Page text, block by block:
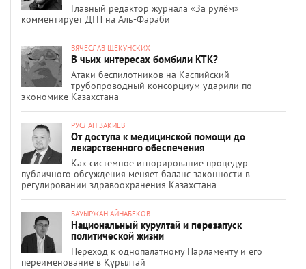
Главный редактор журнала «За рулём»
комментирует ДТП на Аль-Фараби
ВЯЧЕСЛАВ ЩЕКУНСКИХ
В чьих интересах бомбили КТК?
Атаки беспилотников на Каспийский
трубопроводный консорциум ударили по
экономике Казахстана
РУСЛАН ЗАКИЕВ
От доступа к медицинской помощи до
лекарственного обеспечения
Как системное игнорирование процедур
публичного обсуждения меняет баланс законности в
регулировании здравоохранения Казахстана
БАУЫРЖАН АЙНАБЕКОВ
Национальный курултай и перезапуск
политической жизни
Переход к однопалатному Парламенту и его
переименование в Құрылтай